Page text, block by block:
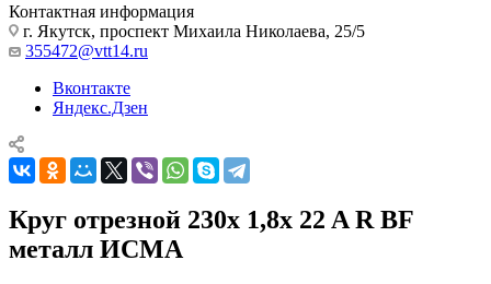
Контактная информация
г. Якутск, проспект Михаила Николаева, 25/5
355472@vtt14.ru
Вконтакте
Яндекс.Дзен
Круг отрезной 230x 1,8x 22 A R BF
металл ИСМА